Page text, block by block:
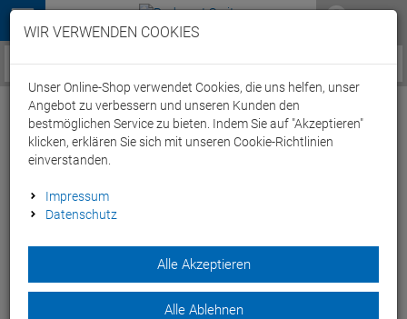
Menü
Service / Hilfe
Arena Solid Tie Back Top Schwimmbikini
Oberteil - 40 black/white
Das einfarbige Oberteil des arena Solid Tie Back
Schwimmbikinis besteht aus MaxLife Material.
WIR VERWENDEN COOKIES
Unser Online-Shop verwendet Cookies, die uns helfen, unser
Angebot zu verbessern und unseren Kunden den
bestmöglichen Service zu bieten. Indem Sie auf "Akzeptieren"
klicken, erklären Sie sich mit unseren Cookie-Richtlinien
einverstanden.
Impressum
Datenschutz
Alle Akzeptieren
Alle Ablehnen